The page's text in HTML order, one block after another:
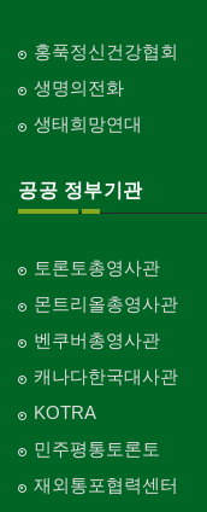
홍푹정신건강협회
생명의전화
생태희망연대
공공 정부기관
토론토총영사관
몬트리올총영사관
벤쿠버총영사관
캐나다한국대사관
KOTRA
민주평통토론토
재외통포협력센터